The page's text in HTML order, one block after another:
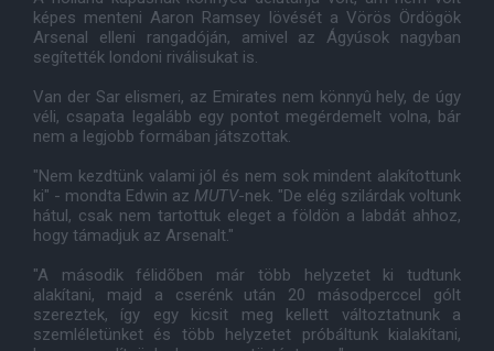
képes menteni Aaron Ramsey lövését a Vörös Ördögök
Arsenal elleni rangadóján, amivel az Ágyúsok nagyban
segítették londoni riválisukat is.
Van der Sar elismeri, az Emirates nem könnyû hely, de úgy
véli, csapata legalább egy pontot megérdemelt volna, bár
nem a legjobb formában játszottak.
"Nem kezdtünk valami jól és nem sok mindent alakítottunk
ki" - mondta Edwin az MUTV-nek. "De elég szilárdak voltunk
hátul, csak nem tartottuk eleget a földön a labdát ahhoz,
hogy támadjuk az Arsenalt."
"A második félidõben már több helyzetet ki tudtunk
alakítani, majd a cserénk után 20 másodperccel gólt
szereztek, így egy kicsit meg kellett változtatnunk a
szemléletünket és több helyzetet próbáltunk kialakítani,